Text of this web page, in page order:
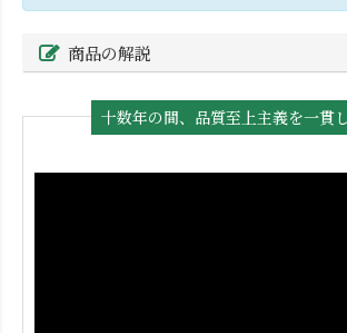
商品の解説
十数年の間、品質至上主義を一貫